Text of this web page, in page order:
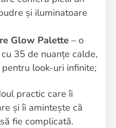
și iluminatoare
Glow Palette – o
35 de nuanțe calde,
look-uri infinite;
practic care îi
și îi amintește că
fie complicată.